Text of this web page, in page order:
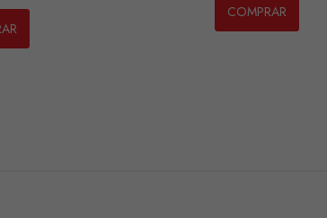
COMPRAR